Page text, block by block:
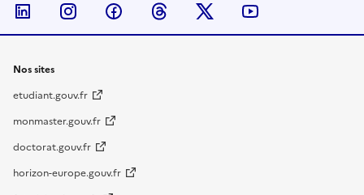
Nous suivre sur LinkedIn
Nous suivre sur Instagram
Nous suivre sur Facebook
Nous suivre sur Threads
Nous suivre sur Twitter
Nos sites
etudiant.gouv.fr
monmaster.gouv.fr
doctorat.gouv.fr
horizon-europe.gouv.fr